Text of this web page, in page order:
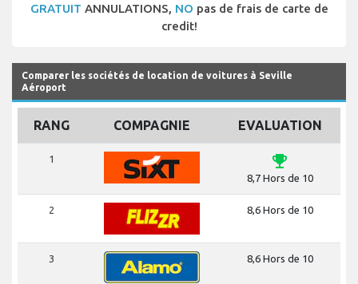
GRATUIT ANNULATIONS, NO pas de frais de carte de
credit!
Comparer les sociétés de location de voitures à Seville
Aéroport
RANG COMPAGNIE EVALUATION
1 emoji_events
8,7 Hors de 10
2 8,6 Hors de 10
3 8,6 Hors de 10